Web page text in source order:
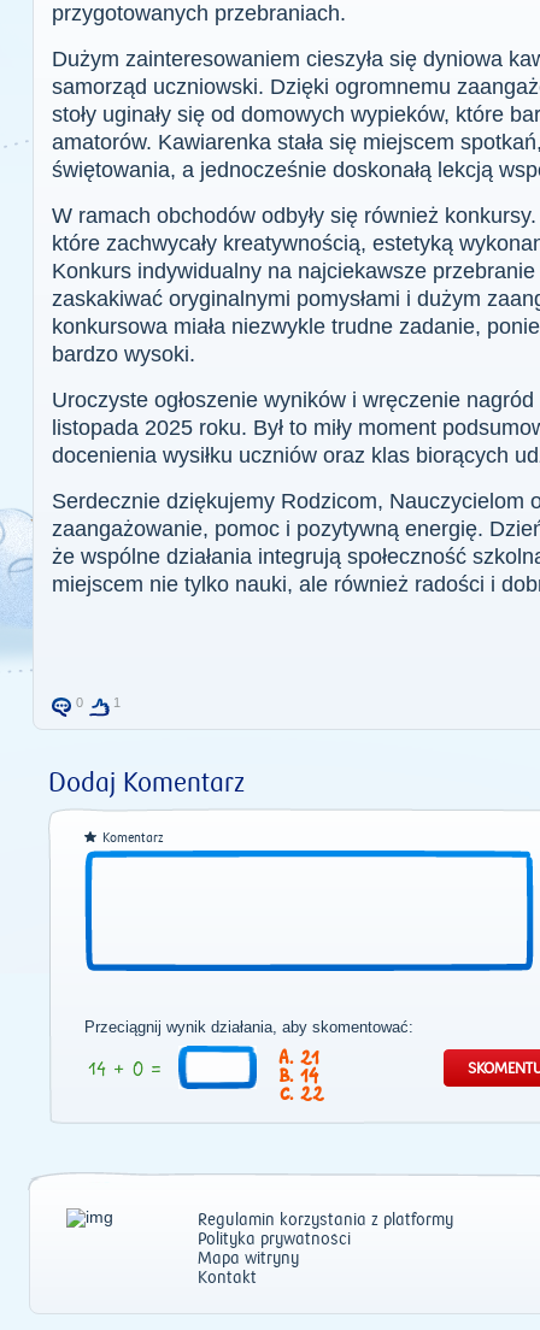
przygotowanych przebraniach.
Dużym zainteresowaniem cieszyła się dyniowa
samorząd uczniowski. Dzięki ogromnemu
stoły uginały się od domowych wypieków, które
amatorów. Kawiarenka stała się miejscem
świętowania, a jednocześnie doskonałą lekcją
W ramach obchodów odbyły się również
które zachwycały kreatywnością, estetyką
Konkurs indywidualny na najciekawsze
zaskakiwać oryginalnymi pomysłami i dużym
konkursowa miała niezwykle trudne zadanie,
bardzo wysoki.
Uroczyste ogłoszenie wyników i wręczenie nagród
listopada 2025 roku. Był to miły moment
docenienia wysiłku uczniów oraz klas biorących
Serdecznie dziękujemy Rodzicom, Nauczycielom
zaangażowanie, pomoc i pozytywną energię.
że wspólne działania integrują społeczność
miejscem nie tylko nauki, ale również radości i
0 1
Dodaj Komentarz
Komentarz
Przeciągnij wynik działania, aby skomentować:
21
14
22
Regulamin korzystania z platformy
Polityka prywatności
Mapa witryny
Kontakt